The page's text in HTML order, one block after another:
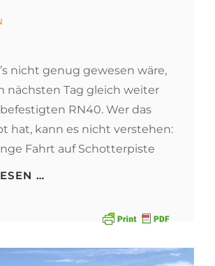
nicht genug gewesen wäre,
nächsten Tag gleich weiter
RN40. Wer das
hat, kann es nicht verstehen:
Fahrt auf Schotterpiste
…